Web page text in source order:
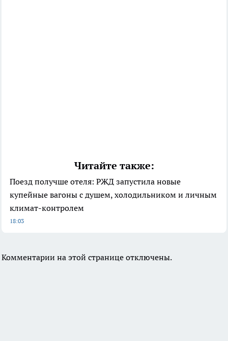
Читайте также:
Поезд получше отеля: РЖД запустила новые
купейные вагоны с душем, холодильником и личным
климат-контролем
18:03
Комментарии на этой странице отключены.